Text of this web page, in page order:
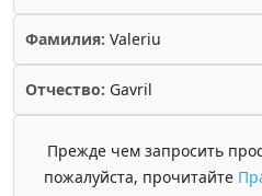
Фамилия: Valeriu
Отчество: Gavril
Прежде чем запросить
пожалуйста, прочитайте